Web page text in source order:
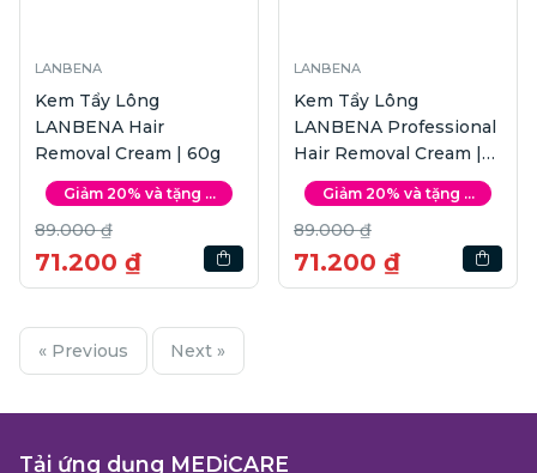
LANBENA
Kem Tẩy Lông
LANBENA Hair
Removal Cream | 60g
Giảm 20% và tặng ...
89.000 ₫
71.200 ₫
LANBENA
Kem Tẩy Lông
LANBENA Professional
Hair Removal Cream |
40g
Giảm 20% và tặng ...
89.000 ₫
71.200 ₫
« Previous Next »
Tải ứng dụng MEDiCARE